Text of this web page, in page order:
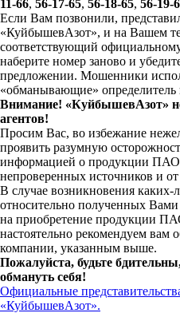
11-66, 56-17-65, 56-18-65, 56-19-
Если Вам позвонили,
«КуйбышевАзот», и на Вашем
соответствующий
наберите номер заново и
предложении. Мошенники
«обманывающие» определитель
Внимание! «КуйбышевАзот»
агентов!
Просим Вас, во избежание
проявить разумную
информацией о продукции
непроверенных источников и
В случае возникновения
относительно полученных
на приобретение продукции
настоятельно рекомендуем вам
компании, указанным выше.
Пожалуйста, будьте
обмануть себя!
Официальные
«КуйбышевАзот».